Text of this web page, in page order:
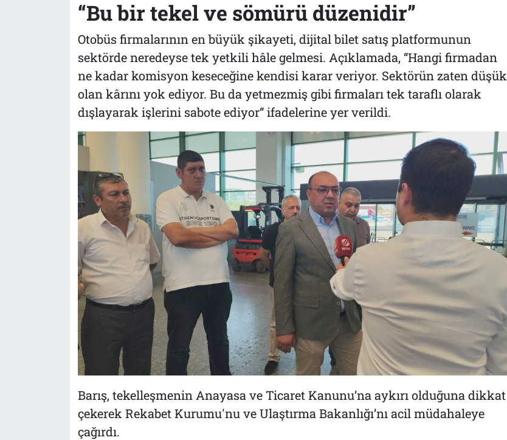
“Bu bir tekel ve sömürü düzenidir”
Otobüs firmalarının en büyük şikayeti, dijital bilet satış platformunun
sektörde neredeyse tek yetkili hâle gelmesi. Açıklamada, “Hangi firmadan
ne kadar komisyon keseceğine kendisi karar veriyor. Sektörün zaten düşük
olan kârını yok ediyor. Bu da yetmezmiş gibi firmaları tek taraflı olarak
dışlayarak işlerini sabote ediyor” ifadelerine yer verildi.
Barış, tekelleşmenin Anayasa ve Ticaret Kanunu’na aykırı olduğuna dikkat
çekerek Rekabet Kurumu'nu ve Ulaştırma Bakanlığı’nı acil müdahaleye
çağırdı.